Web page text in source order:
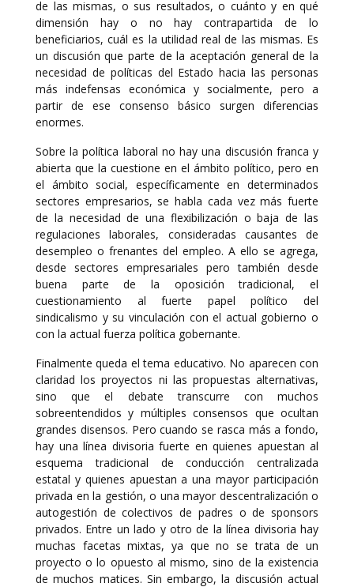
de las mismas, o sus resultados, o cuánto y en qué
dimensión hay o no hay contrapartida de lo
beneficiarios, cuál es la utilidad real de las mismas. Es
un discusión que parte de la aceptación general de la
necesidad de políticas del Estado hacia las personas
más indefensas económica y socialmente, pero a
partir de ese consenso básico surgen diferencias
enormes.
Sobre la política laboral no hay una discusión franca y
abierta que la cuestione en el ámbito político, pero en
el ámbito social, específicamente en determinados
sectores empresarios, se habla cada vez más fuerte
de la necesidad de una flexibilización o baja de las
regulaciones laborales, consideradas causantes de
desempleo o frenantes del empleo. A ello se agrega,
desde sectores empresariales pero también desde
buena parte de la oposición tradicional, el
cuestionamiento al fuerte papel político del
sindicalismo y su vinculación con el actual gobierno o
con la actual fuerza política gobernante.
Finalmente queda el tema educativo. No aparecen con
claridad los proyectos ni las propuestas alternativas,
sino que el debate transcurre con muchos
sobreentendidos y múltiples consensos que ocultan
grandes disensos. Pero cuando se rasca más a fondo,
hay una línea divisoria fuerte en quienes apuestan al
esquema tradicional de conducción centralizada
estatal y quienes apuestan a una mayor participación
privada en la gestión, o una mayor descentralización o
autogestión de colectivos de padres o de sponsors
privados. Entre un lado y otro de la línea divisoria hay
muchas facetas mixtas, ya que no se trata de un
proyecto o lo opuesto al mismo, sino de la existencia
de muchos matices. Sin embargo, la discusión actual